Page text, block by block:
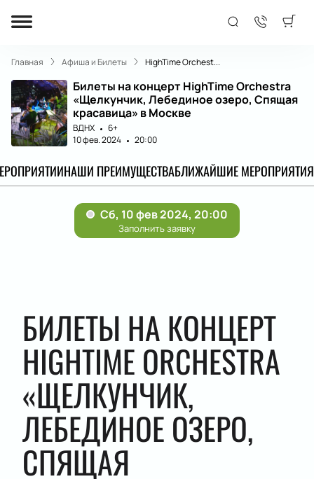
Главная Афиша и Билеты HighTime Orchest...
Билеты на концерт HighTime Orchestra
«Щелкунчик, Лебединое озеро, Спящая
красавица» в Москве
ВДНХ
6+
10 фев. 2024
20:00
НАШИ ПРЕИМУЩЕСТВАБЛИЖАЙШИЕ МЕРОПРИЯТИЯ
БИЛЕТЫ НА КОНЦЕРТ
HIGHTIME ORCHESTRA
«ЩЕЛКУНЧИК,
ЛЕБЕДИНОЕ ОЗЕРО,
СПЯЩАЯ